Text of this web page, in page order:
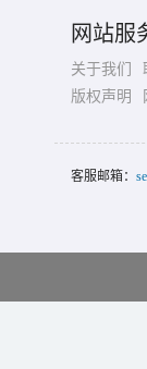
网站服
关于我们
版权声明
客服邮箱：